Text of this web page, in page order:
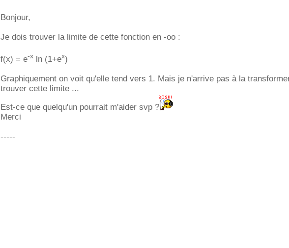
Bonjour,
Je dois trouver la limite de cette fonction en -oo :
f(x) = e-x ln (1+ex)
Graphiquement on voit qu'elle tend vers 1. Mais je n'arrive pas à la
trouver cette limite ...
Est-ce que quelqu'un pourrait m'aider svp ?
Merci
-----